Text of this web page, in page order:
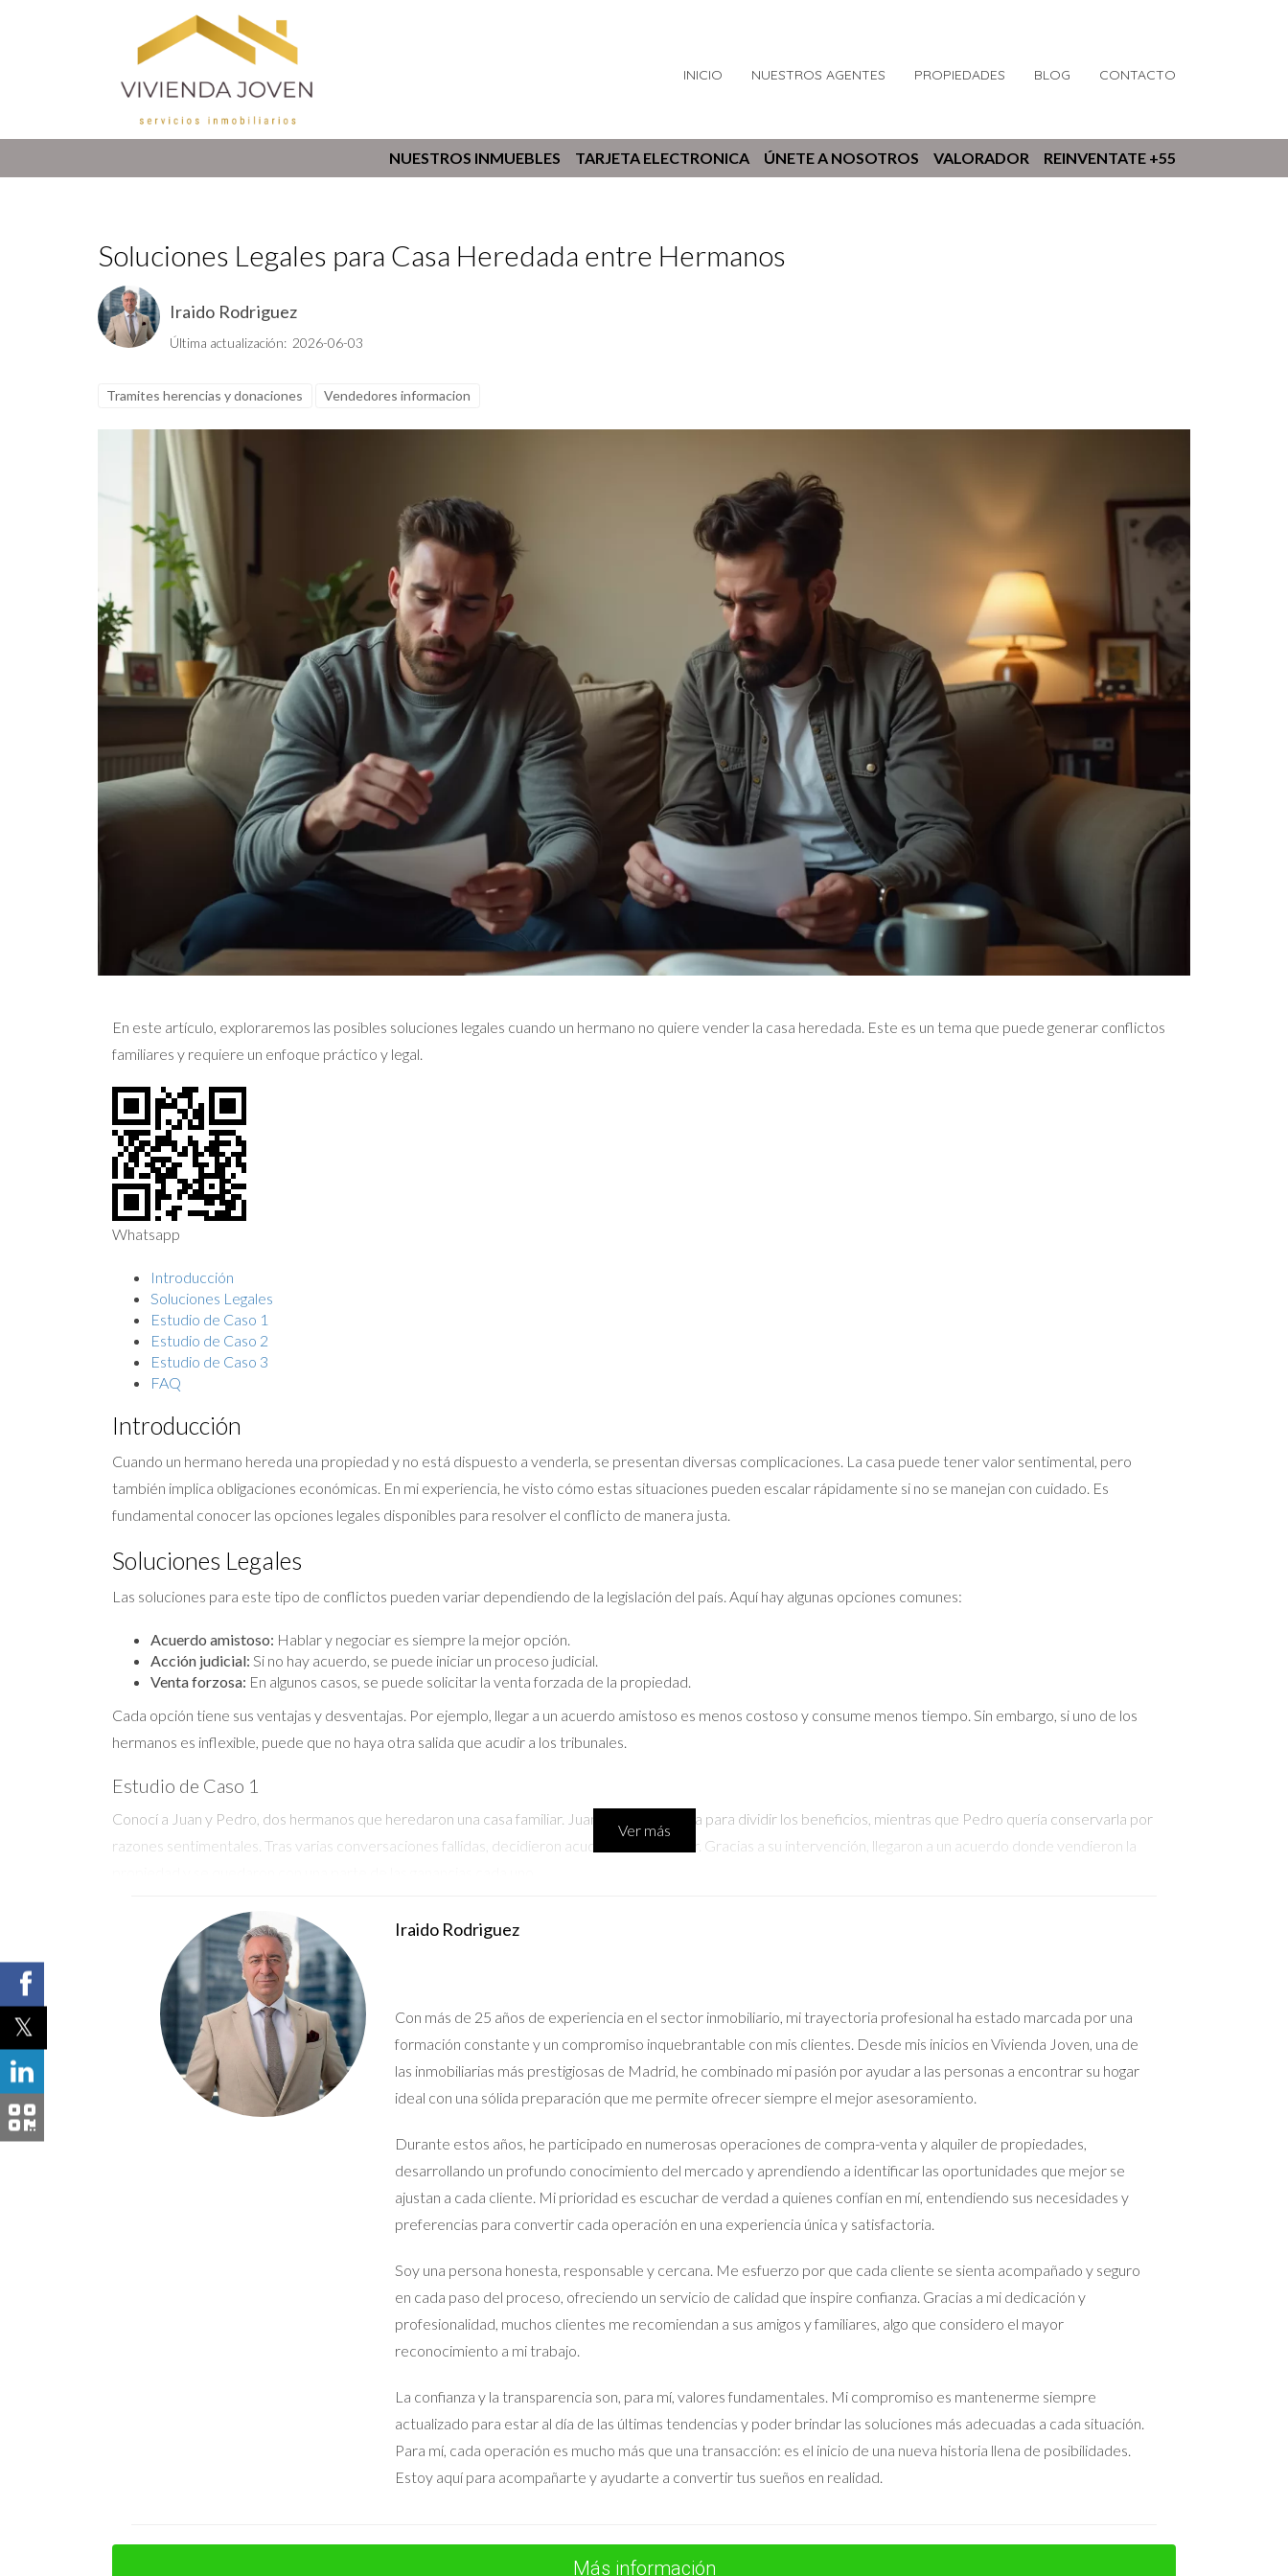
INICIO NUESTROS AGENTES PROPIEDADES BLOG CONTACTO
NUESTROS INMUEBLES TARJETA ELECTRONICA ÚNETE A NOSOTROS VALORADOR REINVENTATE +55
Soluciones Legales para Casa Heredada entre Hermanos
Iraido Rodriguez
Última actualización: 2026-06-03
Tramites herencias y donaciones Vendedores informacion
En este artículo, exploraremos las posibles soluciones legales cuando un hermano no quiere vender la casa heredada. Este es un tema que puede generar conflictos
familiares y requiere un enfoque práctico y legal.
Whatsapp
Introducción
Soluciones Legales
Estudio de Caso 1
Estudio de Caso 2
Estudio de Caso 3
FAQ
Introducción
Cuando un hermano hereda una propiedad y no está dispuesto a venderla, se presentan diversas complicaciones. La casa puede tener valor sentimental, pero
también implica obligaciones económicas. En mi experiencia, he visto cómo estas situaciones pueden escalar rápidamente si no se manejan con cuidado. Es
fundamental conocer las opciones legales disponibles para resolver el conflicto de manera justa.
Soluciones Legales
Las soluciones para este tipo de conflictos pueden variar dependiendo de la legislación del país. Aquí hay algunas opciones comunes:
Acuerdo amistoso: Hablar y negociar es siempre la mejor opción.
Acción judicial: Si no hay acuerdo, se puede iniciar un proceso judicial.
Venta forzosa: En algunos casos, se puede solicitar la venta forzada de la propiedad.
Cada opción tiene sus ventajas y desventajas. Por ejemplo, llegar a un acuerdo amistoso es menos costoso y consume menos tiempo. Sin embargo, si uno de los
hermanos es inflexible, puede que no haya otra salida que acudir a los tribunales.
Estudio de Caso 1
Conocí a Juan y Pedro, dos hermanos que heredaron una casa familiar. Juan quería venderla para dividir los beneficios, mientras que Pedro quería conservarla por
razones sentimentales. Tras varias conversaciones fallidas, decidieron acudir a un mediador. Gracias a su intervención, llegaron a un acuerdo donde vendieron la
Estudio de Caso 2
En otro caso, Marta heredó una casa junto a su hermano Luis. Marta necesitaba el dinero para comprar un apartamento, pero Luis se negaba a vender. Después de
consultar a un abogado, decidieron presentar una demanda para solicitar la venta forzosa del inmueble. Finalmente, lograron vender la casa en una subasta pública.
Estudio de Caso 3
Alicia y Roberto enfrentaron una situación similar. Alicia deseaba mantener la casa en la familia mientras que Roberto estaba listo para venderla. Al final, acordaron
alquilar la propiedad durante unos años y compartir las ganancias. Esto les dio tiempo para evaluar mejor qué hacer con el inmueble en el futuro.
Si tienes dudas sobre el proceso legal o necesitas asesoramiento personalizado, no dudes en contactarme.
¿Qué debo hacer si mi hermano no quiere vender la casa heredada?
¿Es posible obligar a un hermano a vender una propiedad heredada?
Sí, en algunos casos puedes solicitar la venta forzosa ante un tribunal si no llegas a un acuerdo con tu hermano.
Los gastos pueden incluir honorarios de abogados, tasas judiciales y costos relacionados con el proceso legal. Es recomendable pedir un presupuesto antes de iniciar
Ver más
Iraido Rodriguez
Con más de 25 años de experiencia en el sector inmobiliario, mi trayectoria profesional ha estado marcada por una
formación constante y un compromiso inquebrantable con mis clientes. Desde mis inicios en Vivienda Joven, una de
las inmobiliarias más prestigiosas de Madrid, he combinado mi pasión por ayudar a las personas a encontrar su hogar
ideal con una sólida preparación que me permite ofrecer siempre el mejor asesoramiento.
Durante estos años, he participado en numerosas operaciones de compra-venta y alquiler de propiedades,
desarrollando un profundo conocimiento del mercado y aprendiendo a identificar las oportunidades que mejor se
ajustan a cada cliente. Mi prioridad es escuchar de verdad a quienes confían en mí, entendiendo sus necesidades y
preferencias para convertir cada operación en una experiencia única y satisfactoria.
Soy una persona honesta, responsable y cercana. Me esfuerzo por que cada cliente se sienta acompañado y seguro
en cada paso del proceso, ofreciendo un servicio de calidad que inspire confianza. Gracias a mi dedicación y
profesionalidad, muchos clientes me recomiendan a sus amigos y familiares, algo que considero el mayor
reconocimiento a mi trabajo.
La confianza y la transparencia son, para mí, valores fundamentales. Mi compromiso es mantenerme siempre
actualizado para estar al día de las últimas tendencias y poder brindar las soluciones más adecuadas a cada situación.
Para mí, cada operación es mucho más que una transacción: es el inicio de una nueva historia llena de posibilidades.
Estoy aquí para acompañarte y ayudarte a convertir tus sueños en realidad.
Más información